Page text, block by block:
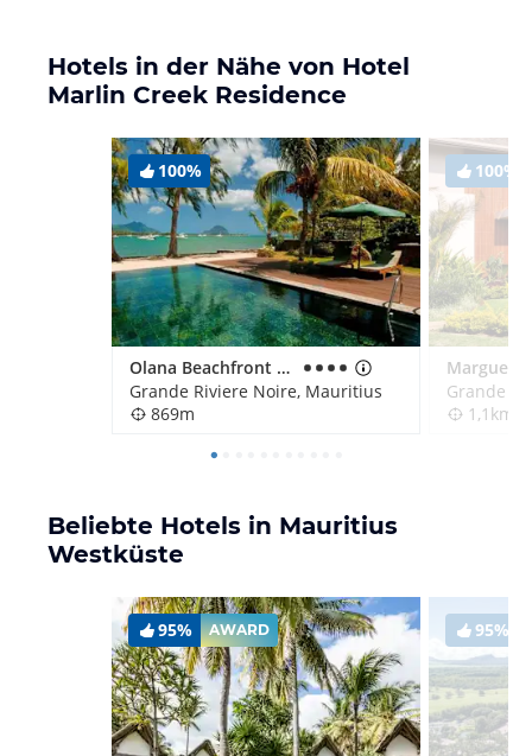
Hotels in der Nähe von Hotel
Marlin Creek Residence
100%
Olana Beachfront Apartments
Grande Riviere Noire, Mauritius
869m
100%
Marguery
Grande
1,1km
Beliebte Hotels in Mauritius
Westküste
95% AWARD 95%